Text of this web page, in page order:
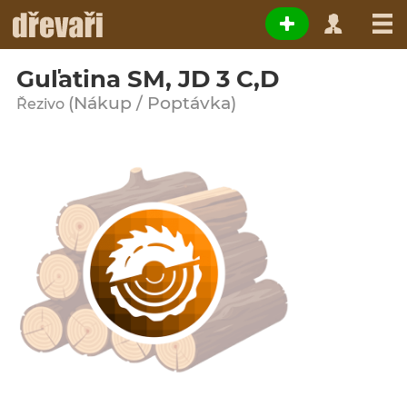
Guľatina SM, JD 3 C,D
Řezivo (Nákup / Poptávka)